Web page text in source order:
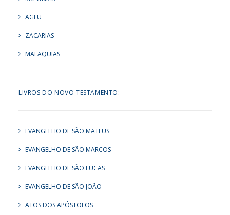
AGEU
ZACARIAS
MALAQUIAS
LIVROS DO NOVO TESTAMENTO:
EVANGELHO DE SÃO MATEUS
EVANGELHO DE SÃO MARCOS
EVANGELHO DE SÃO LUCAS
EVANGELHO DE SÃO JOÃO
ATOS DOS APÓSTOLOS